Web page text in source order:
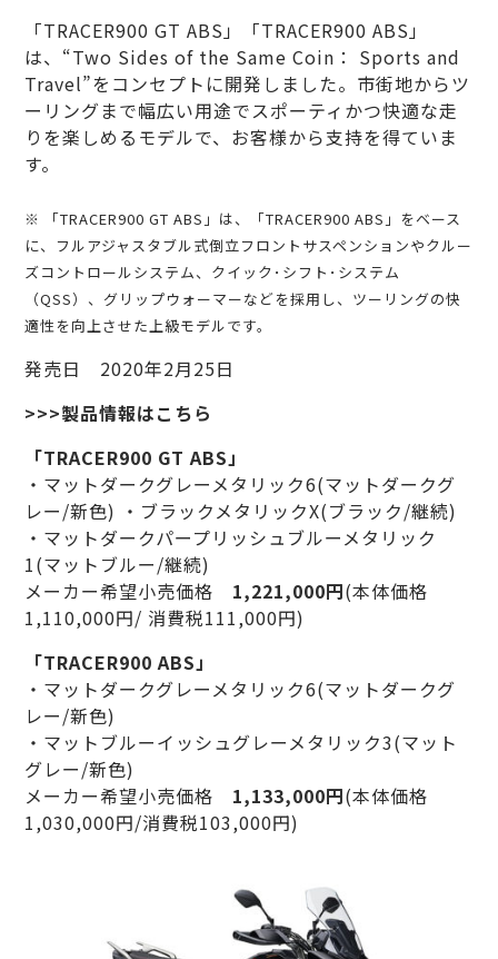
「TRACER900 GT ABS」「TRACER900 ABS」
は、“Two Sides of the Same Coin： Sports and
Travel”をコンセプトに開発しました。市街地からツ
ーリングまで幅広い用途でスポーティかつ快適な走
りを楽しめるモデルで、お客様から支持を得ていま
す。
※ 「TRACER900 GT ABS」は、「TRACER900 ABS」をベース
に、フルアジャスタブル式倒立フロントサスペンションやクルー
ズコントロールシステム、クイック･シフト･システム
（QSS）、グリップウォーマーなどを採用し、ツーリングの快
適性を向上させた上級モデルです。
発売日 2020年2月25日
>>>製品情報はこちら
「TRACER900 GT ABS」
・マットダークグレーメタリック6(マットダークグ
レー/新色) ・ブラックメタリックX(ブラック/継続)
・マットダークパープリッシュブルーメタリック
1(マットブルー/継続)
メーカー希望小売価格 1,221,000円(本体価格
1,110,000円/ 消費税111,000円)
「TRACER900 ABS」
・マットダークグレーメタリック6(マットダークグ
レー/新色)
・マットブルーイッシュグレーメタリック3(マット
グレー/新色)
メーカー希望小売価格 1,133,000円(本体価格
1,030,000円/消費税103,000円)